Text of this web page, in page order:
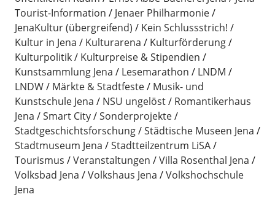
Tourist-Information
Jenaer Philharmonie
JenaKultur (übergreifend)
Kein Schlussstrich!
Kultur in Jena
Kulturarena
Kulturförderung
Kulturpolitik
Kulturpreise & Stipendien
Kunstsammlung Jena
Lesemarathon
LNDM
LNDW
Märkte & Stadtfeste
Musik- und
Kunstschule Jena
NSU ungelöst
Romantikerhaus
Jena
Smart City
Sonderprojekte
Stadtgeschichtsforschung
Städtische Museen Jena
Stadtmuseum Jena
Stadtteilzentrum LiSA
Tourismus
Veranstaltungen
Villa Rosenthal Jena
Volksbad Jena
Volkshaus Jena
Volkshochschule
Jena